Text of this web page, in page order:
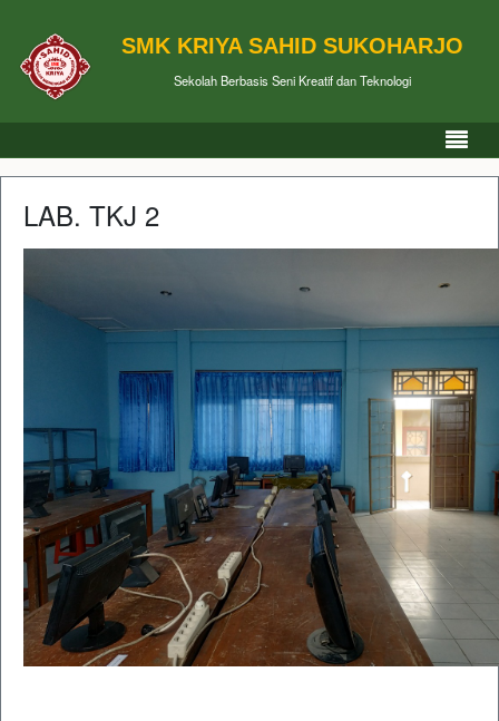
SMK KRIYA SAHID SUKOHARJO
Sekolah Berbasis Seni Kreatif dan Teknologi
LAB. TKJ 2